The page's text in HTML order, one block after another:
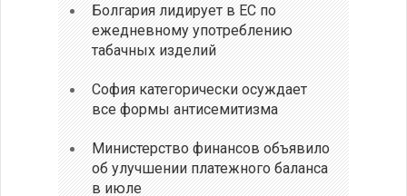
Болгария лидирует в ЕС по
ежедневному употреблению
табачных изделий
София категорически осуждает
все формы антисемитизма
Министерство финансов объявило
об улучшении платежного баланса
в июле